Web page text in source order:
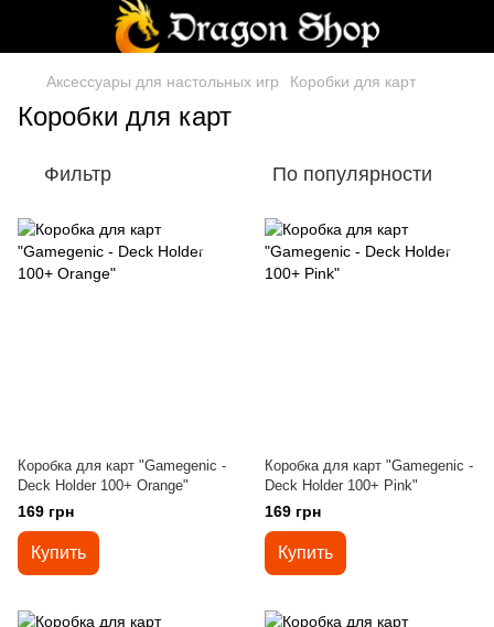
Аксессуары для настольных игр Коробки для карт
Коробки для карт
Фильтр По популярности
Коробка для карт "Gamegenic -
Deck Holder 100+ Orange"
169 грн
Купить
Коробка для карт "Gamegenic -
Deck Holder 100+ Pink"
169 грн
Купить